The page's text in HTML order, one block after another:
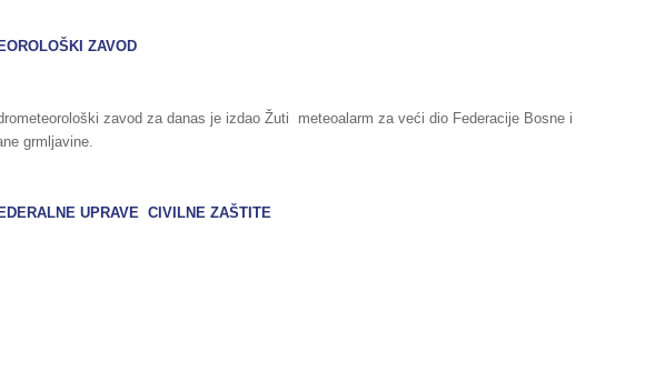
ZAVOD
zavod za danas je izdao Žuti meteoalarm za veći dio Federacije Bosne i
grmljavine.
UPRAVE CIVILNE ZAŠTITE